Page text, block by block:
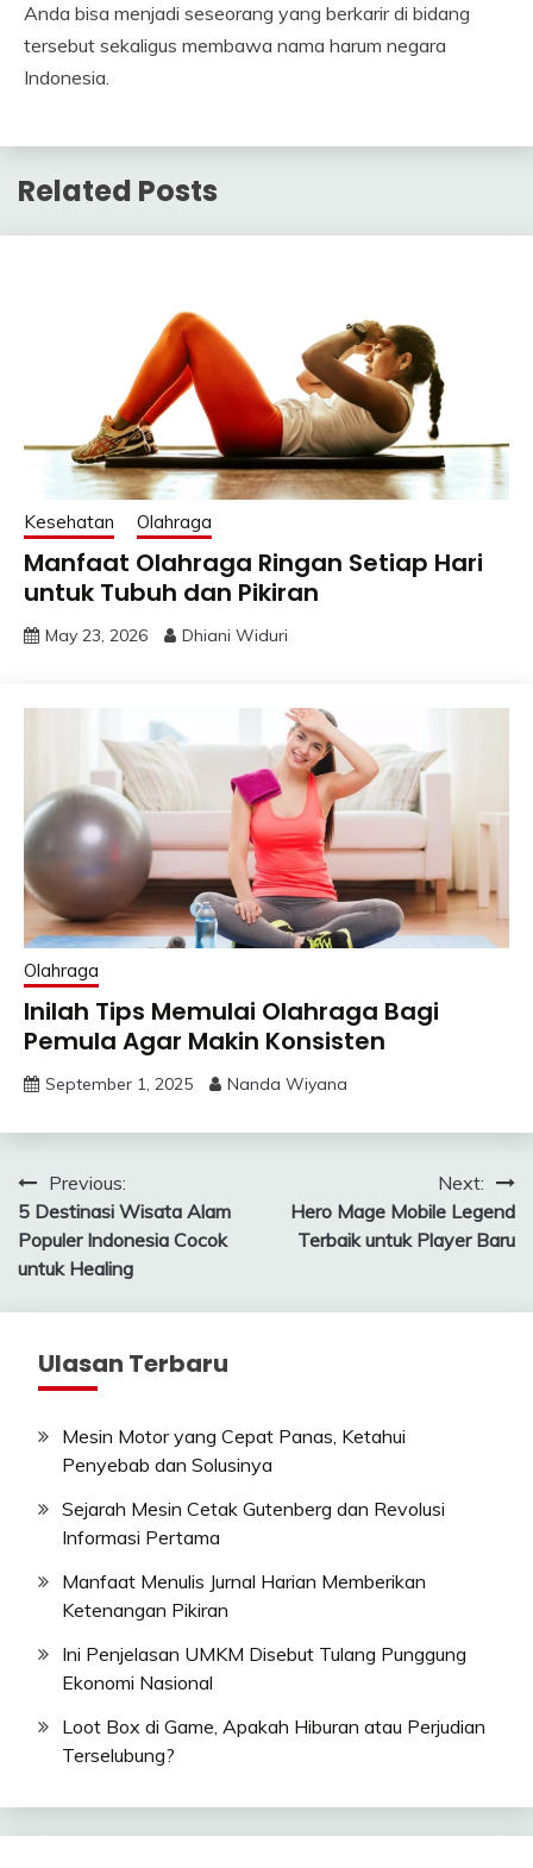
Anda bisa menjadi seseorang yang berkarir di bidang
tersebut sekaligus membawa nama harum negara
Indonesia.
Related Posts
Kesehatan Olahraga
Manfaat Olahraga Ringan Setiap Hari
untuk Tubuh dan Pikiran
May 23, 2026 Dhiani Widuri
Olahraga
Inilah Tips Memulai Olahraga Bagi
Pemula Agar Makin Konsisten
September 1, 2025 Nanda Wiyana
Post
navigation
Previous:
5 Destinasi Wisata Alam
Populer Indonesia Cocok
untuk Healing
Next:
Hero Mage Mobile Legend
Terbaik untuk Player Baru
Ulasan Terbaru
Mesin Motor yang Cepat Panas, Ketahui
Penyebab dan Solusinya
Sejarah Mesin Cetak Gutenberg dan Revolusi
Informasi Pertama
Manfaat Menulis Jurnal Harian Memberikan
Ketenangan Pikiran
Ini Penjelasan UMKM Disebut Tulang Punggung
Ekonomi Nasional
Loot Box di Game, Apakah Hiburan atau Perjudian
Terselubung?